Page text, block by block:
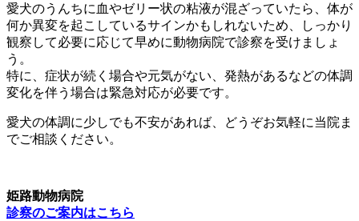
愛犬のうんちに血やゼリー状の粘液が混ざっていたら、体が
何か異変を起こしているサインかもしれないため、しっかり
観察して必要に応じて早めに動物病院で診察を受けましょ
う。
特に、症状が続く場合や元気がない、発熱があるなどの体調
変化を伴う場合は緊急対応が必要です。
愛犬の体調に少しでも不安があれば、どうぞお気軽に当院ま
でご相談ください。
姫路動物病院
診察のご案内はこちら